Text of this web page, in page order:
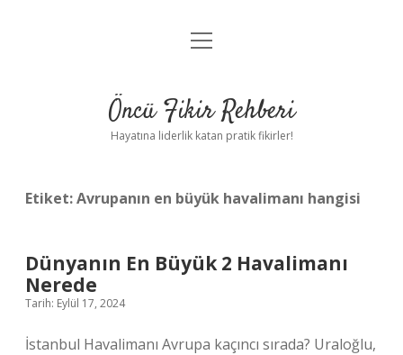
Anasayfa
Yasal Uyarı
menüyü
Öncü Fikir Rehberi
Hayatına liderlik katan pratik fikirler!
Etiket:Avrupanın en büyük havalimanı hangisi
Dünyanın En Büyük 2 Havalimanı
Nerede
Tarih: Eylül 17, 2024
İstanbul Havalimanı Avrupa kaçıncı sırada? Uraloğlu,